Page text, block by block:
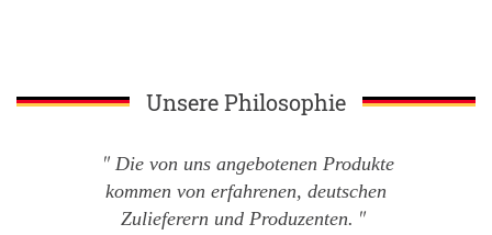
Unsere Philosophie
Die von uns angebotenen Produkte
kommen von erfahrenen, deutschen
Zulieferern und Produzenten.